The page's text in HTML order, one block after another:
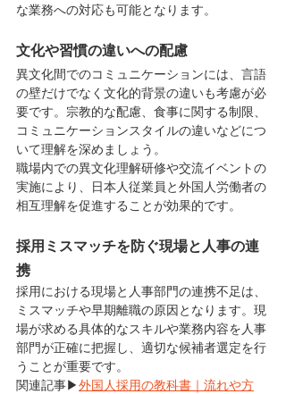
な業務への対応も可能となります。
文化や習慣の違いへの配慮
異文化間でのコミュニケーションには、言語
の壁だけでなく文化的背景の違いも考慮が必
要です。宗教的な配慮、食事に関する制限、
コミュニケーションスタイルの違いなどにつ
いて理解を深めましょう。
職場内での異文化理解研修や交流イベントの
実施により、日本人従業員と外国人労働者の
相互理解を促進することが効果的です。
採用ミスマッチを防ぐ現場と人事の連
携
採用における現場と人事部門の連携不足は、
ミスマッチや早期離職の原因となります。現
場が求める具体的なスキルや業務内容を人事
部門が正確に把握し、適切な候補者選定を行
うことが重要です。
関連記事▶外国人採用の教科書｜流れや方